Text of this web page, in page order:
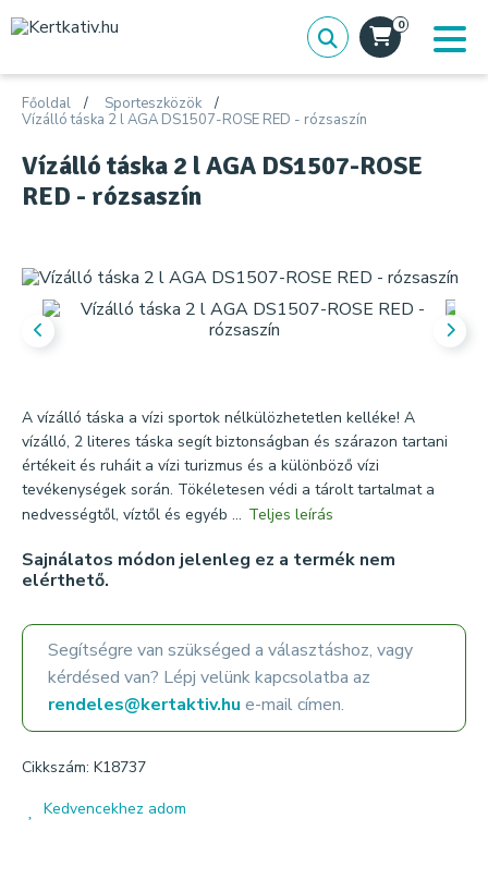
0
Főoldal
Sporteszközök
Vízálló táska 2 l AGA DS1507-ROSE RED - rózsaszín
Vízálló táska 2 l AGA DS1507-ROSE
RED - rózsaszín
A vízálló táska a vízi sportok nélkülözhetetlen kelléke! A
vízálló, 2 literes táska segít biztonságban és szárazon tartani
értékeit és ruháit a vízi turizmus és a különböző vízi
tevékenységek során. Tökéletesen védi a tárolt tartalmat a
nedvességtől, víztől és egyéb ... Teljes leírás
Sajnálatos módon jelenleg ez a termék nem
elérthető.
Segítségre van szükséged a választáshoz, vagy
kérdésed van? Lépj velünk kapcsolatba az
rendeles@kertaktiv.hu e-mail címen.
Cikkszám: K18737
Kedvencekhez adom